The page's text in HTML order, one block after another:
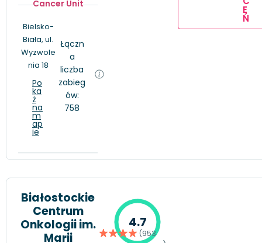
Cancer Unit
Bielsko-
Biała, ul.
Wyzwole
nia 18
Po
ka
ż
na
m
ap
ie
Łączn
a
liczba
zabieg
ów:
758
E
Ń
Białostockie
Centrum
Onkologii im.
Marii
4.7
(953